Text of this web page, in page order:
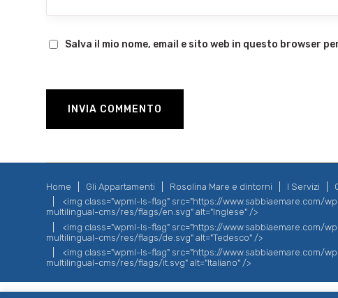
Salva il mio nome, email e sito web in questo browser
Home Gli Appartamenti Rosolina Mare e dintorni I Servizi
<img class="wpml-ls-flag" src="https://www.sabbiaemare.com/
multilingual-cms/res/flags/en.svg" alt="Inglese" />
<img class="wpml-ls-flag" src="https://www.sabbiaemare.com/
multilingual-cms/res/flags/de.svg" alt="Tedesco" />
<img class="wpml-ls-flag" src="https://www.sabbiaemare.com/
multilingual-cms/res/flags/it.svg" alt="Italiano" />